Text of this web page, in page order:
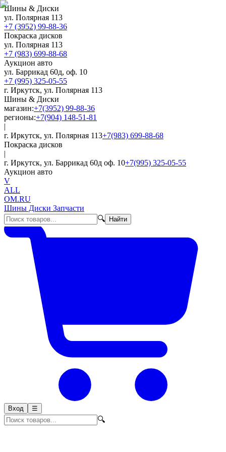
Шины & Диски
ул. Полярная 113
+7 (3952) 99-88-36
Покраска дисков
ул. Полярная 113
+7 (983) 699-88-68
Аукцион авто
ул. Баррикад 60д, оф. 10
+7 (995) 325-05-55
г. Иркутск, ул. Полярная 113
Шины & Диски
магазин:+7(3952) 99-88-36
регионы:+7(904) 148-51-81
|
г. Иркутск, ул. Полярная 113+7(983) 699-88-68
Покраска дисков
|
г. Иркутск, ул. Баррикад 60д оф. 10+7(995) 325-05-55
Аукцион авто
V
ALL
OM.RU
Шины Диски Запчасти
🔍
Найти
Вход ☰
🔍